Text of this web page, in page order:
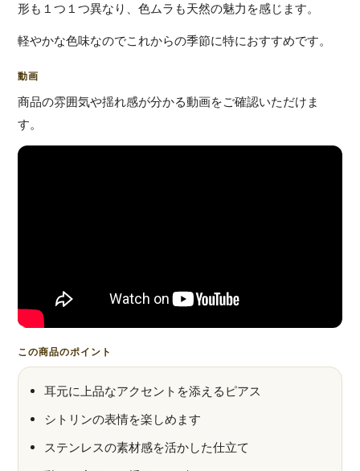
形も１つ１つ異なり、色ムラも天然の魅力を感じます。
軽やかな色味なのでこれからの季節に特におすすめです。
動画
商品の雰囲気や揺れ感が分かる動画をご確認いただけま
す。
この商品のポイント
耳元に上品なアクセントを添えるピアス
シトリンの表情を楽しめます
ステンレスの素材感を活かした仕立て